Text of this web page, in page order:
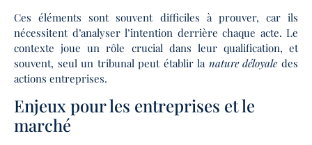
Ces éléments sont souvent difficiles à prouver, car ils
nécessitent d’analyser l’intention derrière chaque acte. Le
contexte joue un rôle crucial dans leur qualification, et
souvent, seul un tribunal peut établir la nature déloyaledes
actions entreprises.
Enjeux pour les entreprises et le
marché